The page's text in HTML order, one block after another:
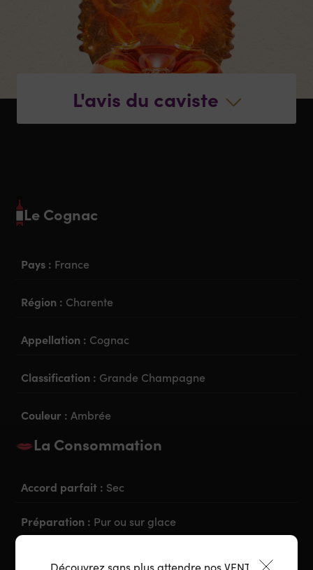
L'avis du caviste
Le Cognac
Pays : France
Région : Charente
Appellation : Cognac
Classification : Grande Champagne
Couleur :Ambrée
La Consommation
Accord parfait : Sec
Préparation : Pur ou sur glace
Découvrez sans plus attendre nos VENTES